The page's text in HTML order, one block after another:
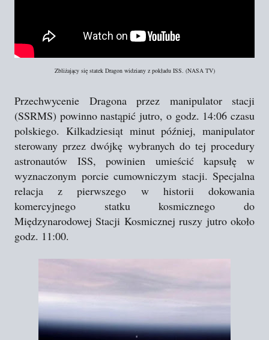
Zbliżający się statek Dragon widziany z pokładu ISS. (NASA TV)
Przechwycenie Dragona przez manipulator stacji
(SSRMS) powinno nastąpić jutro, o godz. 14:06 czasu
polskiego. Kilkadziesiąt minut później, manipulator
sterowany przez dwójkę wybranych do tej procedury
astronautów ISS, powinien umieścić kapsułę w
wyznaczonym porcie cumowniczym stacji. Specjalna
relacja z pierwszego w historii dokowania
komercyjnego statku kosmicznego do
Międzynarodowej Stacji Kosmicznej ruszy jutro około
godz. 11:00.